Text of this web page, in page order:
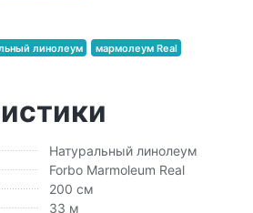
линолеум мармолеум Real
Натуральный линолеум
Forbo Marmoleum Real
200 см
33 м